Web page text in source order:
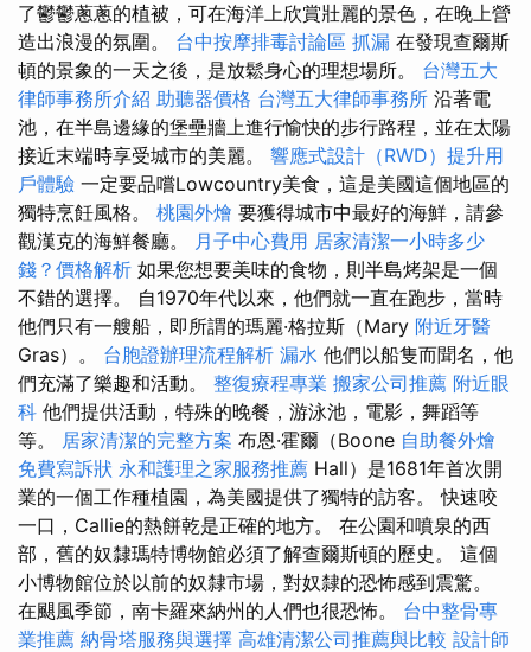
了鬱鬱蔥蔥的植被，可在海洋上欣賞壯麗的景色，在晚上營
造出浪漫的氛圍。 台中按摩排毒討論區 抓漏 在發現查爾斯
頓的景象的一天之後，是放鬆身心的理想場所。 台灣五大
律師事務所介紹 助聽器價格 台灣五大律師事務所 沿著電
池，在半島邊緣的堡壘牆上進行愉快的步行路程，並在太陽
接近末端時享受城市的美麗。 響應式設計（RWD）提升用
戶體驗 一定要品嚐Lowcountry美食，這是美國這個地區的
獨特烹飪風格。 桃園外燴 要獲得城市中最好的海鮮，請參
觀漢克的海鮮餐廳。 月子中心費用 居家清潔一小時多少
錢？價格解析 如果您想要美味的食物，則半島烤架是一個
不錯的選擇。 自1970年代以來，他們就一直在跑步，當時
他們只有一艘船，即所謂的瑪麗·格拉斯（Mary 附近牙醫
Gras）。 台胞證辦理流程解析 漏水 他們以船隻而聞名，他
們充滿了樂趣和活動。 整復療程專業 搬家公司推薦 附近眼
科 他們提供活動，特殊的晚餐，游泳池，電影，舞蹈等
等。 居家清潔的完整方案 布恩·霍爾（Boone 自助餐外燴
免費寫訴狀 永和護理之家服務推薦 Hall）是1681年首次開
業的一個工作種植園，為美國提供了獨特的訪客。 快速咬
一口，Callie的熱餅乾是正確的地方。 在公園和噴泉的西
部，舊的奴隸瑪特博物館必須了解查爾斯頓的歷史。 這個
小博物館位於以前的奴隸市場，對奴隸的恐怖感到震驚。
在颶風季節，南卡羅來納州的人們也很恐怖。 台中整骨專
業推薦 納骨塔服務與選擇 高雄清潔公司推薦與比較 設計師